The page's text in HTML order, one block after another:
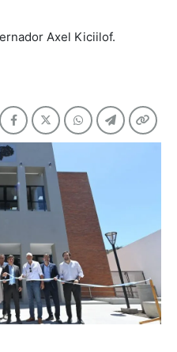
Axel Kiciilof.